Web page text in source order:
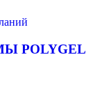
POLYGEL